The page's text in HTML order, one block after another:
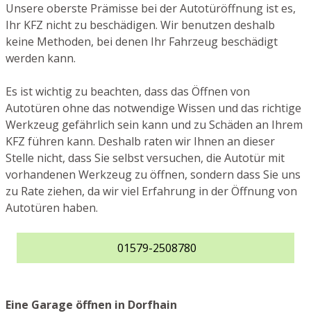
Unsere oberste Prämisse bei der Autotüröffnung ist es,
Ihr KFZ nicht zu beschädigen. Wir benutzen deshalb
keine Methoden, bei denen Ihr Fahrzeug beschädigt
werden kann.
Es ist wichtig zu beachten, dass das Öffnen von
Autotüren ohne das notwendige Wissen und das richtige
Werkzeug gefährlich sein kann und zu Schäden an Ihrem
KFZ führen kann. Deshalb raten wir Ihnen an dieser
Stelle nicht, dass Sie selbst versuchen, die Autotür mit
vorhandenen Werkzeug zu öffnen, sondern dass Sie uns
zu Rate ziehen, da wir viel Erfahrung in der Öffnung von
Autotüren haben.
01579-2508780
Eine Garage öffnen in Dorfhain